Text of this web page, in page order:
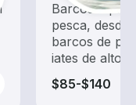
Barcos
pesca, desde
barcos de
iates de alto
$85-$140